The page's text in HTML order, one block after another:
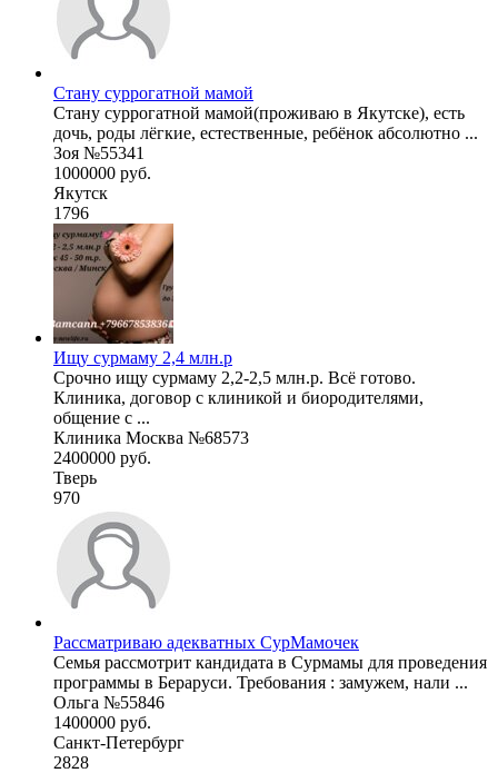
Стану суррогатной мамой
Стану суррогатной мамой(проживаю в Якутске), есть
дочь, роды лёгкие, естественные, ребёнок абсолютно ...
Зоя №55341
1000000 руб.
Якутск
1796
Ищу сурмаму 2,4 млн.р
Срочно ищу сурмаму 2,2-2,5 млн.р. Всё готово.
Клиника, договор с клиникой и биородителями,
общение с ...
Клиника Москва №68573
2400000 руб.
Тверь
970
Рассматриваю адекватных СурМамочек
Семья рассмотрит кандидата в Сурмамы для проведения
программы в Бераруси. Требования : замужем, нали ...
Ольга №55846
1400000 руб.
Санкт-Петербург
2828